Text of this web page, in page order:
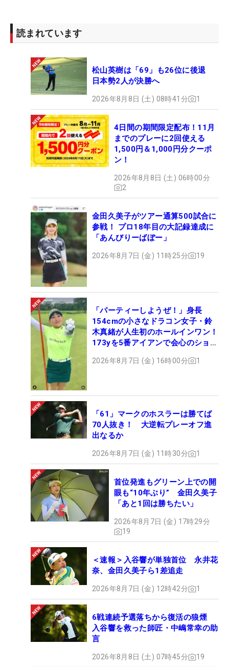
読まれています
松山英樹は「69」も26位に後退
日本勢2人が決勝へ
2026年8月8日 (土) 08時41分 1
4日間の期間限定配布！11月
までのプレーに2回使える
1,500円＆1,000円分クーポ
ン！
2026年8月8日 (土) 06時00分
2
金田久美子がツアー通算500試合に
参戦！ プロ18年目の大記録達成に
「あんびりーばぼー」
2026年8月7日 (金) 11時25分 19
「パーティーしようぜ！」身長
154cmの小さなドラコン女子・鈴
木真緒が人生初のホールインワン！
173yを5番アイアンで会心のショッ
2026年8月7日 (金) 16時00分 1
「61」マークのホスラーは勝てば
70人抜き！ 大逆転プレーオフ進
出なるか
2026年8月7日 (金) 11時30分 1
首位発進もグリーン上での開
眼も“10年ぶり” 金田久美子
「あと1回は勝ちたい」
2026年8月7日 (金) 17時29分
19
＜速報＞入谷響が単独首位 永井花
奈、金田久美子ら1差追走
2026年8月7日 (金) 12時42分 1
6戦連続予選落ちから復活の狼煙
入谷響を救った師匠・中嶋常幸の助
言
2026年8月8日 (土) 07時45分 19